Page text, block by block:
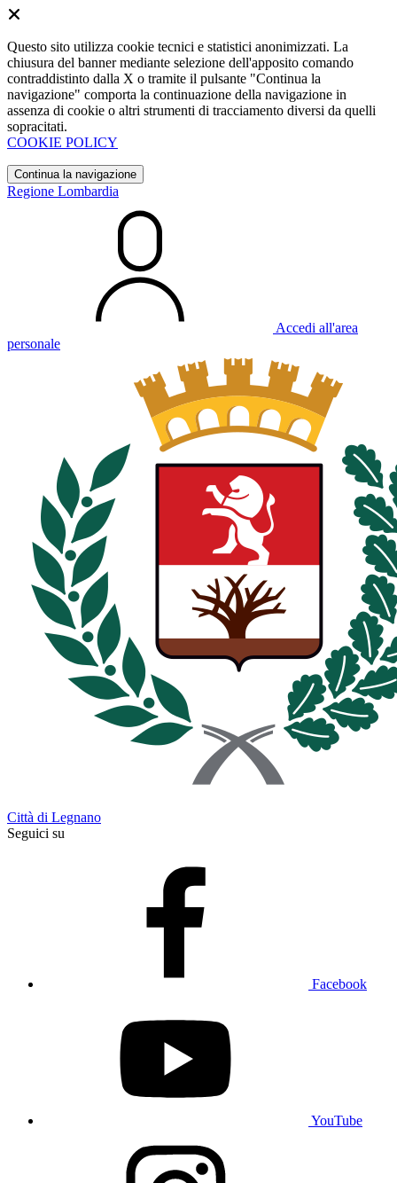
Questo sito utilizza cookie tecnici e statistici anonimizzati. La
chiusura del banner mediante selezione dell'apposito comando
contraddistinto dalla X o tramite il pulsante "Continua la
navigazione" comporta la continuazione della navigazione in
assenza di cookie o altri strumenti di tracciamento diversi da quelli
sopracitati.
COOKIE POLICY
Continua la navigazione
Regione Lombardia
Accedi all'area
personale
Città di Legnano
Seguici su
Facebook
YouTube